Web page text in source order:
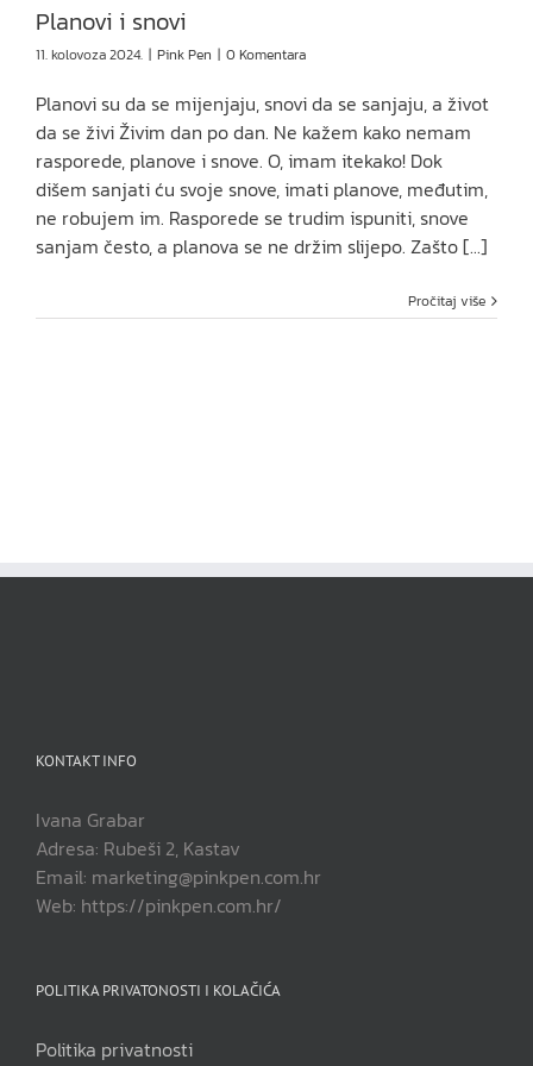
Planovi i snovi
11. kolovoza 2024. | Pink Pen | 0 Komentara
Planovi su da se mijenjaju, snovi da se sanjaju, a život
da se živi Živim dan po dan. Ne kažem kako nemam
rasporede, planove i snove. O, imam itekako! Dok
dišem sanjati ću svoje snove, imati planove, međutim,
ne robujem im. Rasporede se trudim ispuniti, snove
sanjam često, a planova se ne držim slijepo. Zašto [...]
Pročitaj više
KONTAKT INFO
Ivana Grabar
Adresa: Rubeši 2, Kastav
Email: marketing@pinkpen.com.hr
Web: https://pinkpen.com.hr/
POLITIKA PRIVATONOSTI I KOLAČIĆA
Politika privatnosti